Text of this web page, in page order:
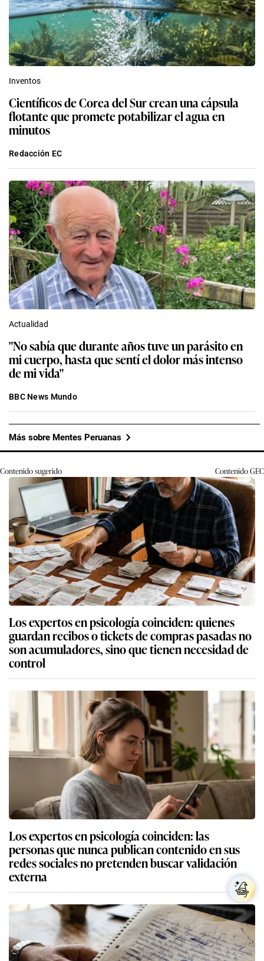
Inventos
Científicos de Corea del Sur crean una cápsula
flotante que promete potabilizar el agua en
minutos
Redacción EC
Actualidad
"No sabía que durante años tuve un parásito en
mi cuerpo, hasta que sentí el dolor más intenso
de mi vida"
BBC News Mundo
Más sobre Mentes Peruanas
Contenido sugerido ContenidoGEC
Los expertos en psicología coinciden: quienes
guardan recibos o tickets de compras pasadas no
son acumuladores, sino que tienen necesidad de
control
Los expertos en psicología coinciden: las
personas que nunca publican contenido en sus
redes sociales no pretenden buscar validación
externa